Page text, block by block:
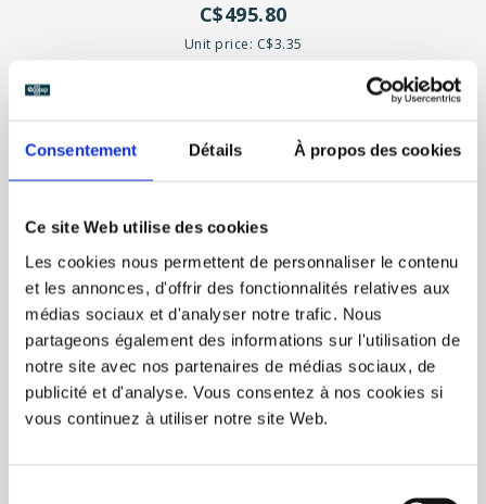
Consentement Détails À propos des cookies
Ce site Web utilise des cookies
Les cookies nous permettent de personnaliser le contenu
et les annonces, d'offrir des fonctionnalités relatives aux
médias sociaux et d'analyser notre trafic. Nous
partageons également des informations sur l'utilisation de
notre site avec nos partenaires de médias sociaux, de
publicité et d'analyse. Vous consentez à nos cookies si
vous continuez à utiliser notre site Web.
C$495.80
Unit price: C$3.35